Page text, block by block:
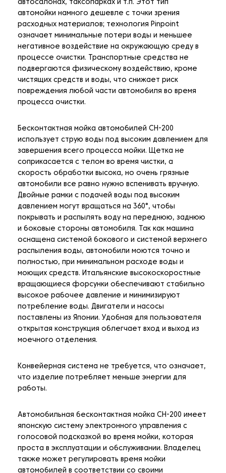
автосалонах, таксопарках и т.п. Этот тип
автомойки намного дешевле с точки зрения
расходных материалов; технология Pinpoint
означает минимальные потери воды и меньшее
негативное воздействие на окружающую среду в
процессе очистки. Транспортные средства не
подвергаются физическому воздействию, кроме
чистящих средств и воды, что снижает риск
повреждения любой части автомобиля во время
процесса очистки.
Бесконтактная мойка автомобилей CH-200
использует струю воды под высоким давлением для
завершения всего процесса мойки. Щетка не
соприкасается с телом во время чистки, а
скорость обработки высока, но очень грязные
автомобили все равно нужно вспенивать вручную.
Двойные рамки с подачей воды под высоким
давлением могут вращаться на 360°, чтобы
покрывать и распылять воду на переднюю, заднюю
и боковые стороны автомобиля. Так как машина
оснащена системой бокового и системой верхнего
распыления воды, автомобили моются точно и
полностью, при минимальном расходе воды и
моющих средств. Итальянские высокоскоростные
вращающиеся форсунки обеспечивают стабильно
высокое рабочее давление и минимизируют
потребление воды. Двигатели и насосы
поставлены из Японии. Удобная для пользователя
открытая конструкция облегчает вход и выход из
моечного отделения.
Конвейерная система не требуется, что означает,
что изделие потребляет меньше энергии для
работы.
Автомобильная бесконтактная мойка CH-200 имеет
японскую систему электронного управления с
голосовой подсказкой во время мойки, которая
проста в эксплуатации и обслуживании. Владелец
также может регулировать время мойки
автомобилей в соответствии со своими